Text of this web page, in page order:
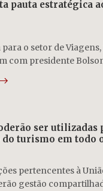
pauta estratégica
o setor de
com presidente
ser utilizadas
turismo em todo
pertencentes à
gestão